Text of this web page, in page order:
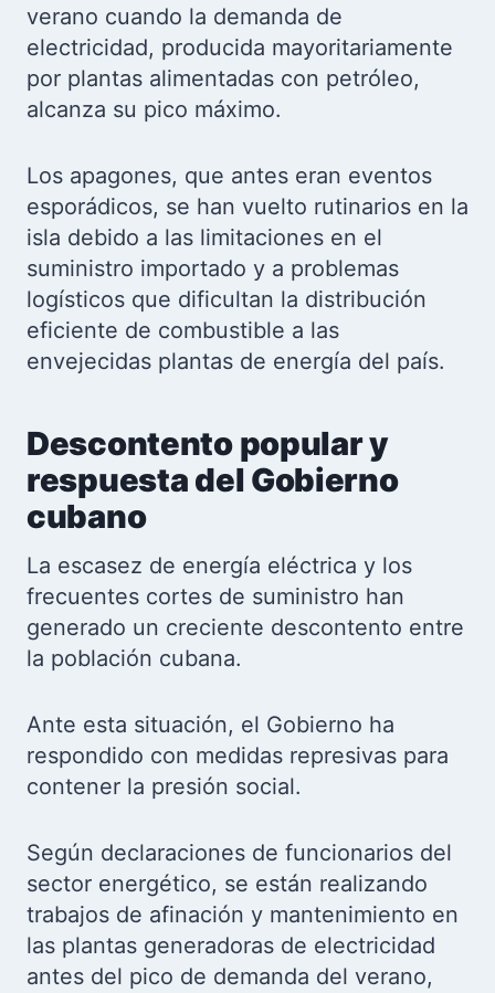
verano cuando la demanda de
electricidad, producida mayoritariamente
por plantas alimentadas con petróleo,
alcanza su pico máximo.
Los apagones, que antes eran eventos
esporádicos, se han vuelto rutinarios en la
isla debido a las limitaciones en el
suministro importado y a problemas
logísticos que dificultan la distribución
eficiente de combustible a las
envejecidas plantas de energía del país.
Descontento popular y
respuesta del Gobierno
cubano
La escasez de energía eléctrica y los
frecuentes cortes de suministro han
generado un creciente descontento entre
la población cubana.
Ante esta situación, el Gobierno ha
respondido con medidas represivas para
contener la presión social.
Según declaraciones de funcionarios del
sector energético, se están realizando
trabajos de afinación y mantenimiento en
las plantas generadoras de electricidad
antes del pico de demanda del verano,